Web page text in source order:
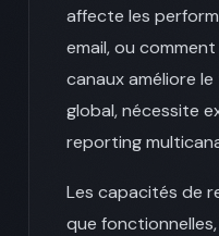
affecte les
email, ou
canaux améliore
global, nécessite
reporting
Les capacités de
que